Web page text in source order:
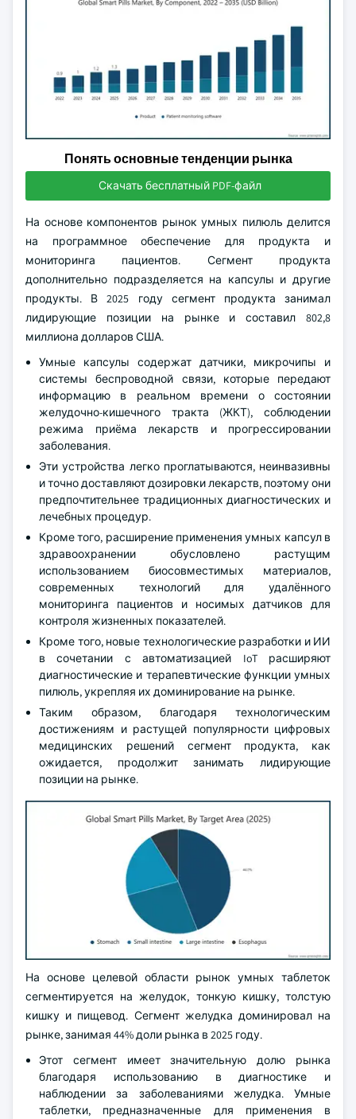
Понять основные тенденции рынка
Скачать бесплатный PDF-файл
На основе компонентов рынок умных пилюль делится
на программное обеспечение для продукта и
мониторинга пациентов. Сегмент продукта
дополнительно подразделяется на капсулы и другие
продукты. В 2025 году сегмент продукта занимал
лидирующие позиции на рынке и составил 802,8
миллиона долларов США.
Умные капсулы содержат датчики, микрочипы и
системы беспроводной связи, которые передают
информацию в реальном времени о состоянии
желудочно-кишечного тракта (ЖКТ), соблюдении
режима приёма лекарств и прогрессировании
заболевания.
Эти устройства легко проглатываются, неинвазивны
и точно доставляют дозировки лекарств, поэтому они
предпочтительнее традиционных диагностических и
лечебных процедур.
Кроме того, расширение применения умных капсул в
здравоохранении обусловлено растущим
использованием биосовместимых материалов,
современных технологий для удалённого
мониторинга пациентов и носимых датчиков для
контроля жизненных показателей.
Кроме того, новые технологические разработки и ИИ
в сочетании с автоматизацией IoT расширяют
диагностические и терапевтические функции умных
пилюль, укрепляя их доминирование на рынке.
Таким образом, благодаря технологическим
достижениям и растущей популярности цифровых
медицинских решений сегмент продукта, как
ожидается, продолжит занимать лидирующие
позиции на рынке.
На основе целевой области рынок умных таблеток
сегментируется на желудок, тонкую кишку, толстую
кишку и пищевод. Сегмент желудка доминировал на
рынке, занимая 44% доли рынка в 2025 году.
Этот сегмент имеет значительную долю рынка
благодаря использованию в диагностике и
наблюдении за заболеваниями желудка. Умные
таблетки, предназначенные для применения в